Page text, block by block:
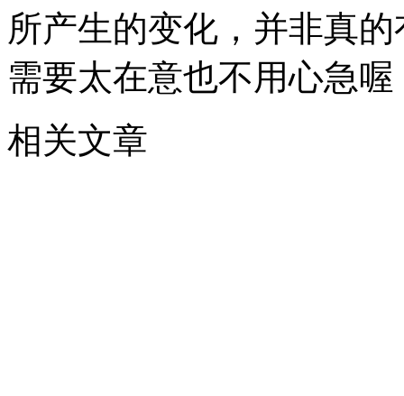
所产生的变化，并非真
需要太在意也不用心急喔
相关文章